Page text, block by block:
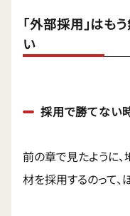
「外部採用」はも
い
採用で勝てない
前の章で見たように
材を採用するのって、